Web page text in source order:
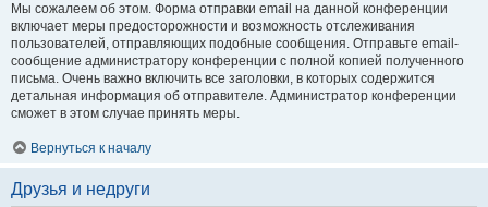
Мы сожалеем об этом. Форма отправки email на данной конференции
включает меры предосторожности и возможность отслеживания
пользователей, отправляющих подобные сообщения. Отправьте email-
сообщение администратору конференции с полной копией полученного
письма. Очень важно включить все заголовки, в которых содержится
детальная информация об отправителе. Администратор конференции
сможет в этом случае принять меры.
Вернуться к началу
Друзья и недруги